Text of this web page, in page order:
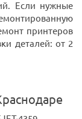
Если нужные
принтеров
деталей: от 2